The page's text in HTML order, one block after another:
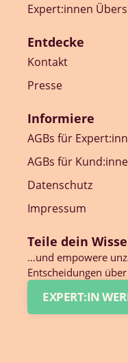
Expert:innen
Entdecke
Kontakt
Presse
Informiere
AGBs für
AGBs für
Datenschutz
Impressum
Teile dein
…und empowere
Entscheidungen
EXPERT:IN